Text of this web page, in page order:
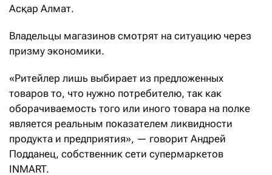
Асқар Алмат.
Владельцы магазинов смотрят на ситуацию через
призму экономики.
«Ритейлер лишь выбирает из предложенных
товаров то, что нужно потребителю, так как
оборачиваемость того или иного товара на полке
является реальным показателем ликвидности
продукта и предприятия», — говорит Андрей
Подданец, собственник сети супермаркетов
INMART.